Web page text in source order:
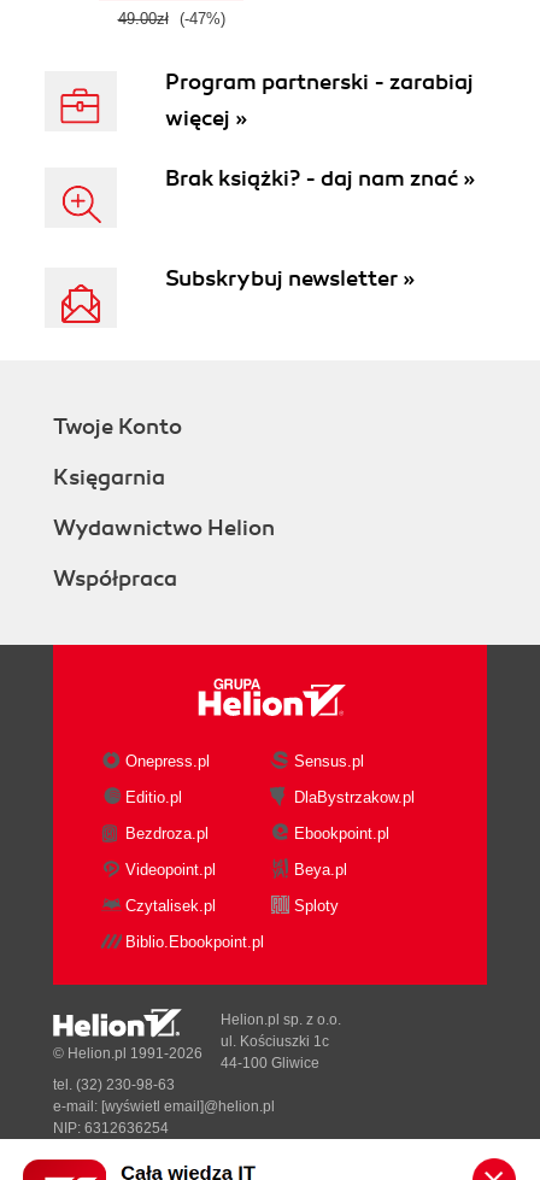
49.00zł (-47%)
Program partnerski - zarabiaj
więcej »
Brak książki? - daj nam znać »
Subskrybuj newsletter »
Twoje Konto
Księgarnia
Wydawnictwo Helion
Współpraca
Onepress.pl
Sensus.pl
Editio.pl
DlaBystrzakow.pl
Bezdroza.pl
Ebookpoint.pl
Videopoint.pl
Beya.pl
Czytalisek.pl
Sploty
Biblio.Ebookpoint.pl
© Helion.pl 1991-2026
Helion.pl sp. z o.o.
ul. Kościuszki 1c
44-100 Gliwice
tel. (32) 230-98-63
e-mail: [wyświetl email]@helion.pl
NIP: 6312636254